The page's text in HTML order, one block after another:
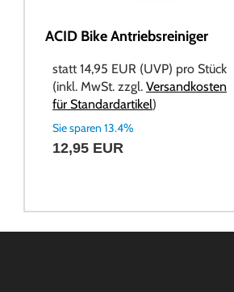
ACID Bike Antriebsreiniger
statt14,95 EUR (UVP) pro Stück
(inkl. MwSt. zzgl. Versandkosten
für Standardartikel)
Sie sparen 13.4%
12,95 EUR